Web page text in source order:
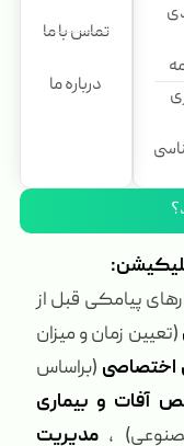
تماس با ما
درباره ما
پیامکی قبل از
(تعیین زمان و میزان
(براساس
آفات و بیماری
،مدیریت